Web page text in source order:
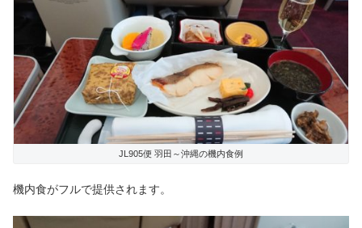
JL905便 羽田～沖縄の機内食例
機内食がフルで提供されます。